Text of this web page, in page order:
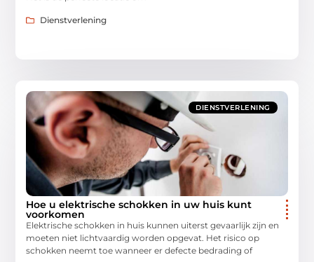
Dienstverlening
DIENSTVERLENING
Hoe u elektrische schokken in uw huis kunt
voorkomen
Elektrische schokken in huis kunnen uiterst gevaarlijk zijn en
moeten niet lichtvaardig worden opgevat. Het risico op
schokken neemt toe wanneer er defecte bedrading of